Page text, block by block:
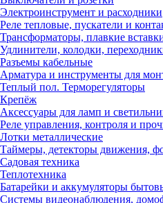
Электроинструмент и расходники
Реле тепловые, пускатели и
Трансформаторы, плавкие
Удлинители, колодки,
Разъемы кабельные
Арматура и инструменты для
Теплый пол. Терморегуляторы
Крепёж
Аксессуары для ламп и
Реле управления, контроля и
Лотки металлические
Таймеры, детекторы движения,
Садовая техника
Теплотехника
Батарейки и аккумуляторы
Системы видеонаблюдения,